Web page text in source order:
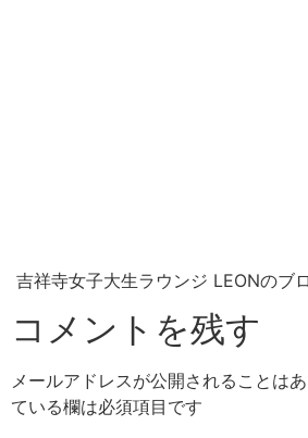
吉祥寺女子大生ラウンジ LEONのブ
コメントを残す
メールアドレスが公開されることはあ
ている欄は必須項目です